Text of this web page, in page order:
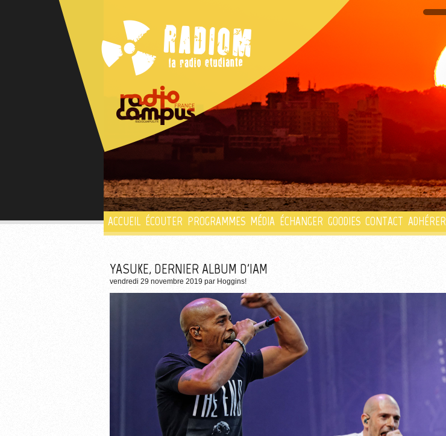
ACCUEIL ÉCOUTER PROGRAMMES MÉDIA ÉCHANGER GOODIES CONTACT ADHÉRER
YASUKE, DERNIER ALBUM D'IAM
vendredi 29 novembre 2019 par Hoggins!